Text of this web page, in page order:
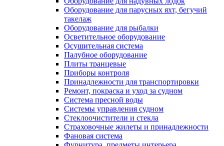
Оборудование для парусных яхт, бегучий
такелаж
Оборудование для рыбалки
Осветительное оборудование
Осушительная система
Палубное оборудование
Плиты транцевые
Приборы контроля
Принадлежности для транспортировки
Ремонт, покраска и уход за судном
Система пресной воды
Системы управления судном
Стеклоочистители и стекла
Страховочные жилеты и принадлежности
Фановая система